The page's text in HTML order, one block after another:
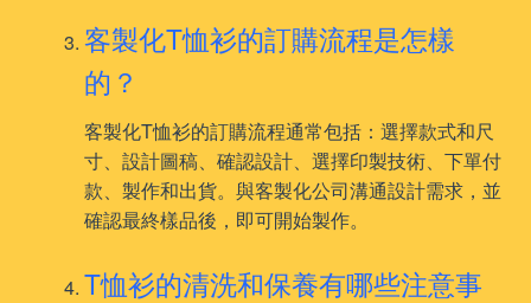
客製化T恤衫的訂購流程是怎樣
的？
客製化T恤衫的訂購流程通常包括：選擇款式和尺
寸、設計圖稿、確認設計、選擇印製技術、下單付
款、製作和出貨。與客製化公司溝通設計需求，並
確認最終樣品後，即可開始製作。
T恤衫的清洗和保養有哪些注意事